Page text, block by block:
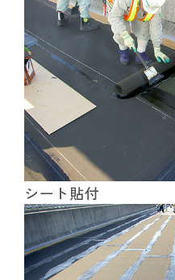
シート貼付